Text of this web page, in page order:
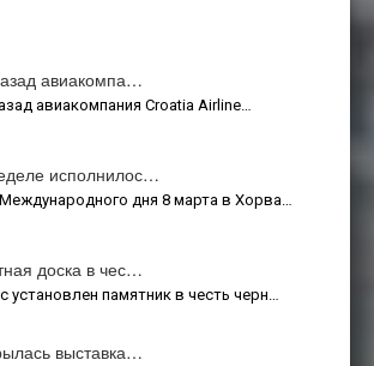
авиакомпа…
авиакомпания Croatia Airline…
исполнилос…
дня 8 марта в Хорва…
доска в чес…
установлен памятник в честь черн…
выставка…